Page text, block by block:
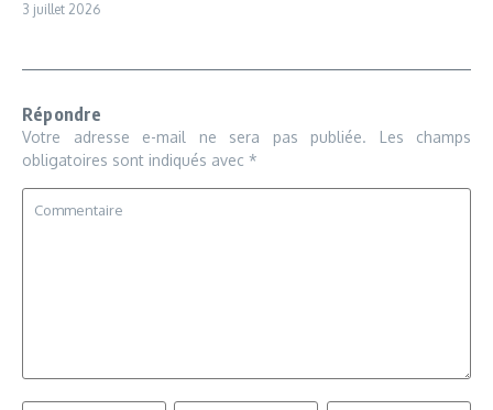
3 juillet 2026
Répondre
Votre adresse e-mail ne sera pas publiée.
Les champs
obligatoires sont indiqués avec *